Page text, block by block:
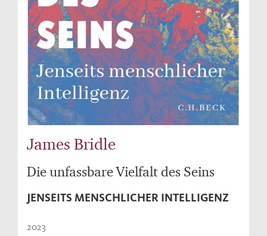
James Bridle
Die unfassbare Vielfalt des Seins
JENSEITS MENSCHLICHER INTELLIGENZ
2023